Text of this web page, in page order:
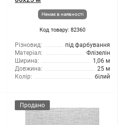
Немає в наявності
Код товару: 82360
Різновид:
під фарбування
Матеріал:
Флізелін
Ширина:
1,06 м
Довжина:
25 м
Колір:
білий
Продано